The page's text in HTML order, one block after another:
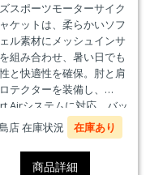
スポーツモーターサイク
ケットは、柔らかいソフ
ル素材にメッシュインサ
組み合わせ、暑い日でも
と快適性を確保。肘と肩
テクターを装備し、
Airシステムに対応。バッ
ロテクターおよびチェスト
テクターにも対応していま
店 在庫状況 在庫あり
商品詳細